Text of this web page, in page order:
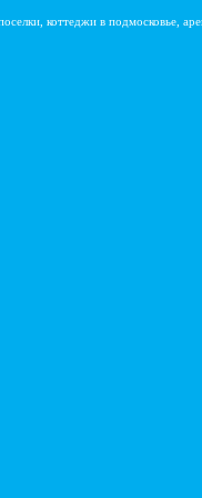
коттеджи в подмосковье,